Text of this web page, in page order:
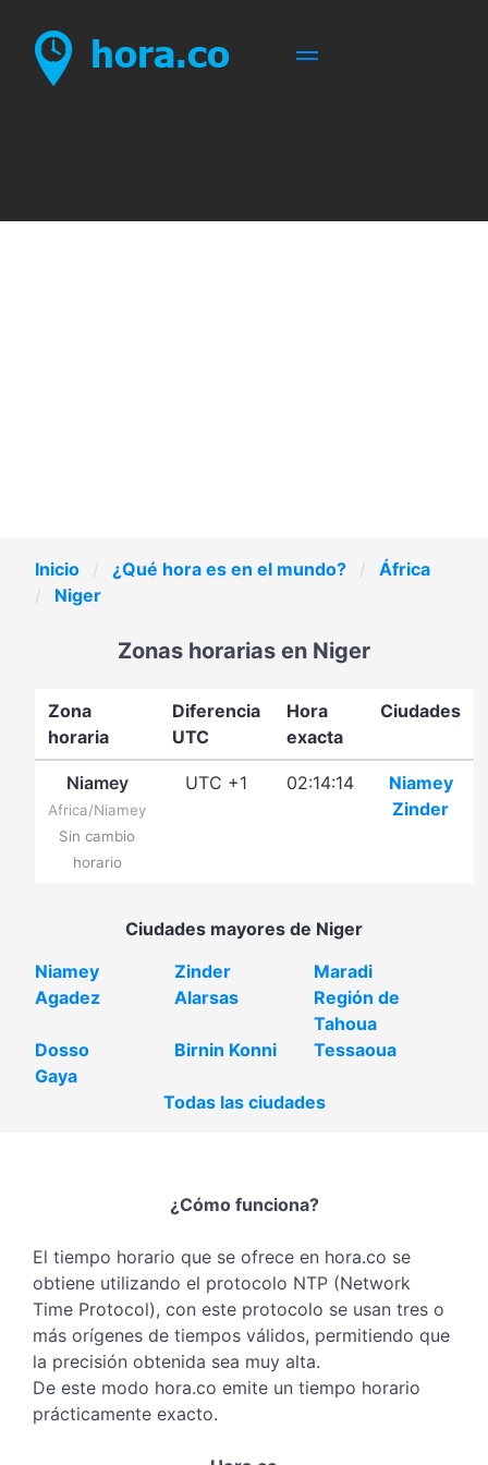
Inicio ¿Qué hora es en el mundo?
África
Niger
Zonas horarias en Niger
Zona
horaria
Diferencia
UTC
Hora
exacta
Ciudades
Niamey
Africa/Niamey
Sin cambio
horario
UTC +1 02:14:14
Niamey
Zinder
Ciudades mayores de Niger
Niamey
Zinder
Maradi
Agadez
Alarsas
Región de
Tahoua
Dosso
Birnin Konni
Tessaoua
Gaya
Todas las ciudades
¿Cómo funciona?
El tiempo horario que se ofrece en hora.co se
obtiene utilizando el protocolo NTP (Network
Time Protocol), con este protocolo se usan tres o
más orígenes de tiempos válidos, permitiendo que
la precisión obtenida sea muy alta.
De este modo hora.co emite un tiempo horario
prácticamente exacto.